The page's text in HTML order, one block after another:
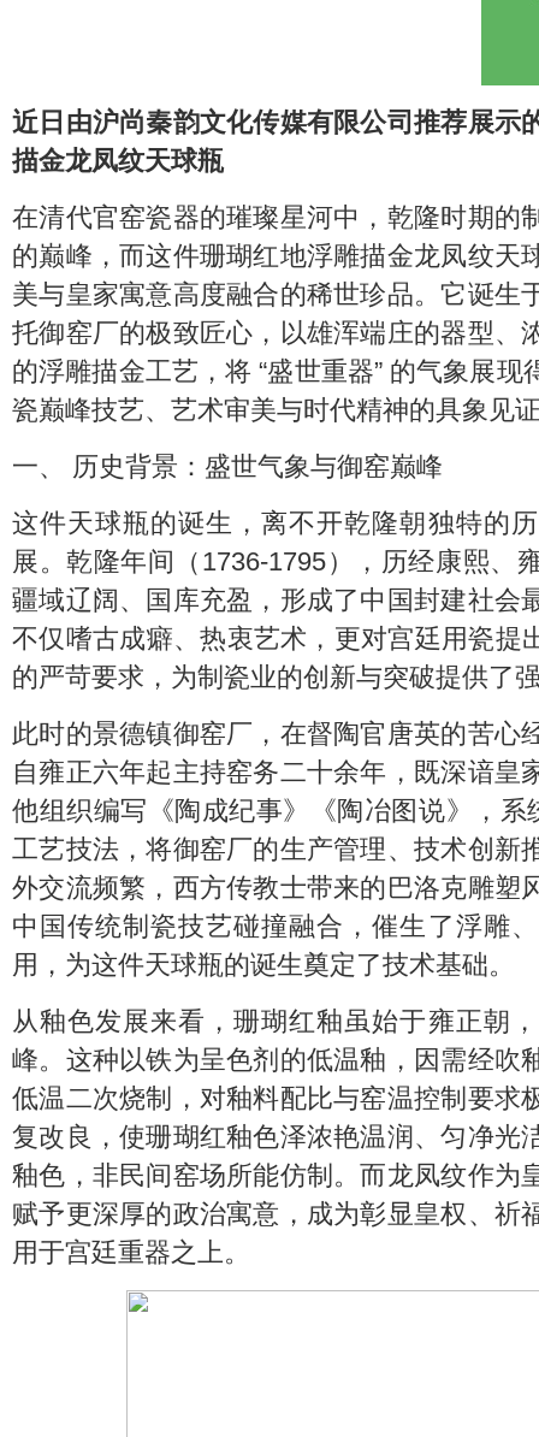
近日由沪尚秦韵文化传媒有限公司推荐展示
描金龙凤纹天球瓶
在清代官窑瓷器的璀璨星河中，乾隆时期的
的巅峰，而这件珊瑚红地浮雕描金龙凤纹天
美与皇家寓意高度融合的稀世珍品。它诞生
托御窑厂的极致匠心，以雄浑端庄的器型、
的浮雕描金工艺，将 “盛世重器” 的气象展
瓷巅峰技艺、艺术审美与时代精神的具象见
一、 历史背景：盛世气象与御窑巅峰
这件天球瓶的诞生，离不开乾隆朝独特的
展。乾隆年间（1736-1795），历经康熙、
疆域辽阔、国库充盈，形成了中国封建社会
不仅嗜古成癖、热衷艺术，更对宫廷用瓷提
的严苛要求，为制瓷业的创新与突破提供了
此时的景德镇御窑厂，在督陶官唐英的苦心
自雍正六年起主持窑务二十余年，既深谙皇
他组织编写《陶成纪事》《陶冶图说》，
工艺技法，将御窑厂的生产管理、技术创新
外交流频繁，西方传教士带来的巴洛克雕塑
中国传统制瓷技艺碰撞融合，催生了浮雕
用，为这件天球瓶的诞生奠定了技术基础。
从釉色发展来看，珊瑚红釉虽始于雍正朝
峰。这种以铁为呈色剂的低温釉，因需经吹
低温二次烧制，对釉料配比与窑温控制要求
复改良，使珊瑚红釉色泽浓艳温润、匀净光
釉色，非民间窑场所能仿制。而龙凤纹作为
赋予更深厚的政治寓意，成为彰显皇权、祈
用于宫廷重器之上。